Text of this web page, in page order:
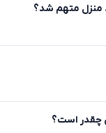
منزل متهم شد؟
چقدر است؟